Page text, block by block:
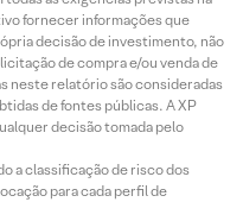
fornecer informações que
decisão de investimento, não
de compra e/ou venda de
neste relatório são consideradas
de fontes públicas. A XP
decisão tomada pelo
a classificação de risco dos
para cada perfil de